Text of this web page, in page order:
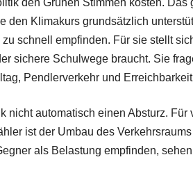
den Grünen Stimmen kosten. Das
den Klimakurs grundsätzlich
schnell empfinden. Für sie stellt
sichere Schulwege braucht. Sie
Pendlerverkehr und
nicht automatisch einen Absturz. Für
ist der Umbau des
als Belastung empfinden,